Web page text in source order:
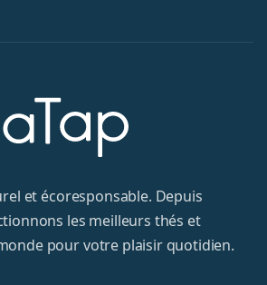
et écoresponsable. Depuis
les meilleurs thés et
pour votre plaisir quotidien.